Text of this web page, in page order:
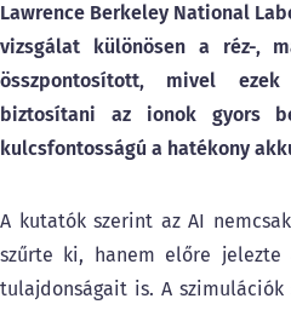
Lawrence Berkeley National
vizsgálat különösen a réz-,
összpontosított, mivel
biztosítani az ionok gyors
kulcsfontosságú a hatékony
A kutatók szerint az AI
szűrte ki, hanem előre
tulajdonságait is. A